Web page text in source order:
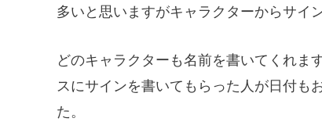
多いと思いますがキャラクターからサイ
どのキャラクターも名前を書いてくれま
スにサインを書いてもらった人が日付も
た。